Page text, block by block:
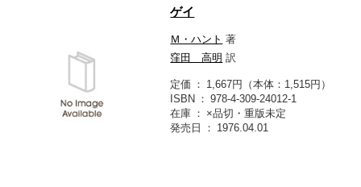
ゲイ
Ｍ・ハント 著
窪田 高明 訳
定価
1,667円（本体：1,515円）
ISBN
978-4-309-24012-1
在庫
×品切・重版未定
発売日
1976.04.01